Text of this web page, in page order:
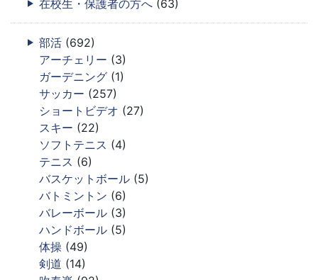
在校生・保護者の方へ (63)
部活 (692)
アーチェリー (3)
ガーデニング (1)
サッカー (257)
ショートビデオ (27)
スキー (22)
ソフトテニス (4)
テニス (6)
バスケットボール (5)
バトミントン (6)
バレーボール (3)
ハンドボール (5)
体操 (49)
剣道 (14)